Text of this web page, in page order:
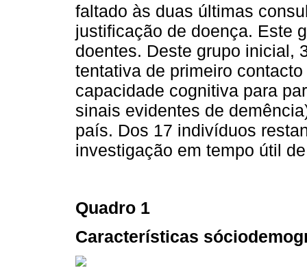
faltado às duas últimas
justificação de doença. Este
doentes. Deste grupo inicial,
tentativa de primeiro
capacidade cognitiva para
sinais evidentes de
país. Dos 17 indivíduos
investigação em tempo útil
Quadro 1
Características